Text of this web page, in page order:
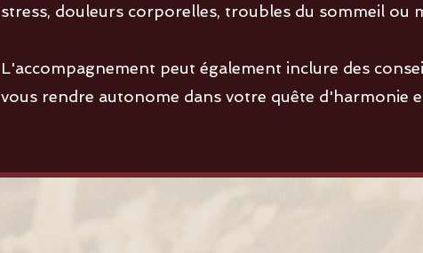
stress, douleurs corporelles, troubles du sommeil ou
L'accompagnement peut également inclure des
vous rendre autonome dans votre quête d'harmonie